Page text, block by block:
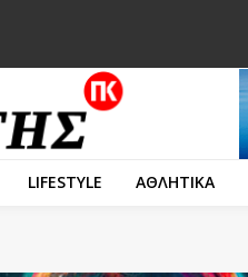
LIFESTYLE ΑΘΛΗΤΙΚΑ